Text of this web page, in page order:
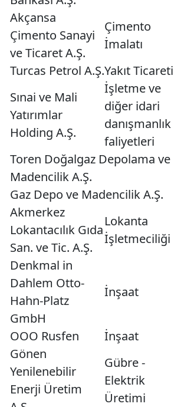
Akçansa
Çimento Sanayi
ve Ticaret A.Ş.
Çimento
İmalatı
Turcas Petrol A.Ş.Yakıt Ticareti
Sınai ve Mali
Yatırımlar
Holding A.Ş.
İşletme ve
diğer idari
danışmanlık
faliyetleri
Toren Doğalgaz Depolama ve
Madencilik A.Ş.
Gaz Depo ve Madencilik A.Ş.
Akmerkez
Lokantacılık Gıda
San. ve Tic. A.Ş.
Lokanta
İşletmeciliği
Denkmal in
Dahlem Otto-
Hahn-Platz
GmbH
İnşaat
OOO Rusfen İnşaat
Gönen
Yenilenebilir
Enerji Üretim
Gübre -
Elektrik
Üretimi